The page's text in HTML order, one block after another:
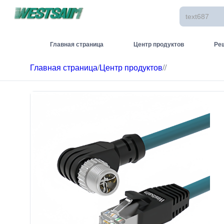
Главная страница Центр продуктов
Главная страница/Центр продуктов//